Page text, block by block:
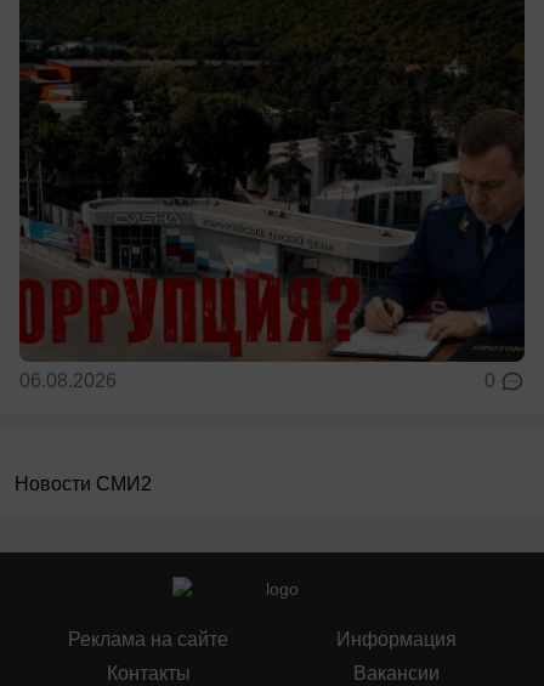
06.08.2026 0
Новости СМИ2
Реклама на сайте
Контакты
Информация
Вакансии